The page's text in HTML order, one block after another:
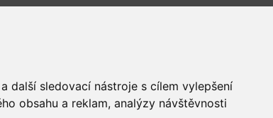
další sledovací nástroje s cílem vylepšení
obsahu a reklam, analýzy návštěvnosti
Všechna práva vyhrazena
Bravura s.r.o. © 2026
profesionální webové stránky: triangl web